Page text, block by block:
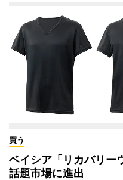
買う
ベイシア「リカバリ
話題市場に進出